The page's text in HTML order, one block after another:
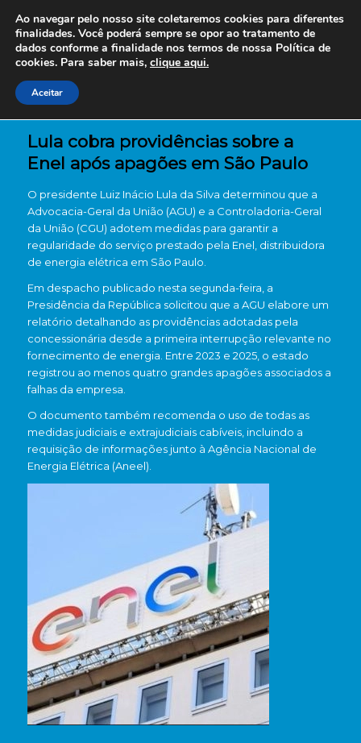
Lula cobra providências sobre a
Enel após apagões em São Paulo
O presidente Luiz Inácio Lula da Silva determinou que a
Advocacia-Geral da União (AGU) e a Controladoria-Geral
da União (CGU) adotem medidas para garantir a
regularidade do serviço prestado pela Enel, distribuidora
de energia elétrica em São Paulo.
Em despacho publicado nesta segunda-feira, a
Presidência da República solicitou que a AGU elabore um
relatório detalhando as providências adotadas pela
concessionária desde a primeira interrupção relevante no
fornecimento de energia. Entre 2023 e 2025, o estado
registrou ao menos quatro grandes apagões associados a
falhas da empresa.
O documento também recomenda o uso de todas as
medidas judiciais e extrajudiciais cabíveis, incluindo a
requisição de informações junto à Agência Nacional de
Energia Elétrica (Aneel).
Ao navegar pelo nosso site coletaremos cookies para diferentes
finalidades. Você poderá sempre se opor ao tratamento de
dados conforme a finalidade nos termos de nossa Política de
cookies. Para saber mais, clique aqui.
Aceitar